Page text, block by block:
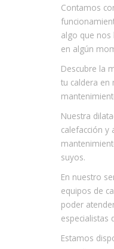
Contamos
algo que nos
en algún
Descubre la
tu caldera en
Nuestra
calefacción y
suyos.
En nuestro
equipos de
poder
especialistas
Estamos